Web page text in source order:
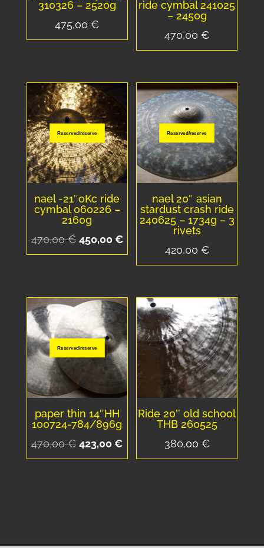
310326 – 2520g
475,00€
ride cymbal 241025
– 2450g
470,00€
Reserved/reserve
nael -21″oKc ride
cymbal 060226 –
2160g
470,00€ Le
prix
470,00 €.
450,00 €Le
prix
450,00 €.
Reserved/reserve
nael 20″ asian
stardust crash ride
240625 – 1734g – 3
rivets
420,00 €
Reserved/reserve
paper thin 14″HH
100724-784/896g
470,00€ Le
prix
423,00 €Le
prix
Ride 20’’ old school
THB 260525
380,00 €